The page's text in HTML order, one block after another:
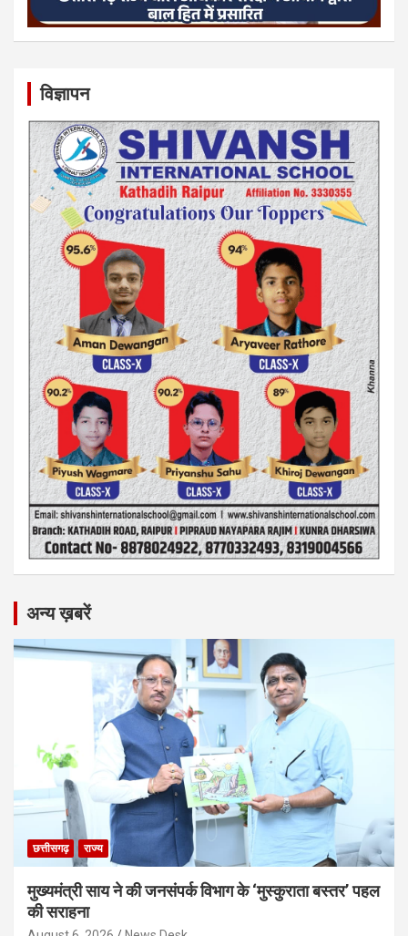
विज्ञापन
अन्य ख़बरें
छत्तीसगढ़ राज्य
मुख्यमंत्री साय ने की जनसंपर्क विभाग के ‘मुस्कुराता बस्तर’ पहल
की सराहना